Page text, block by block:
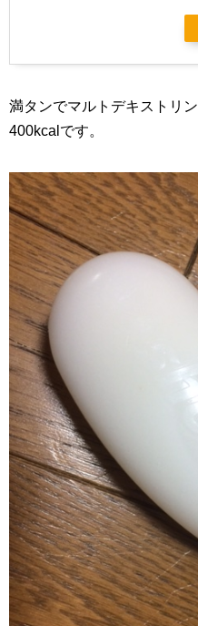
満タンでマルトデキストリ
400kcalです。